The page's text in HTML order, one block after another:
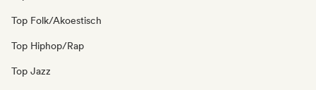
Top Folk/Akoestisch
Top Hiphop/Rap
Top Jazz